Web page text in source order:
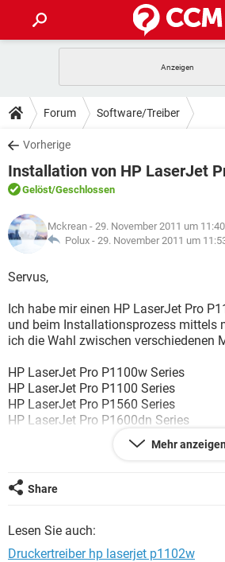
ANDROID IOS
WINDOWS 10
WHATSAPP TIKTOK
FACEBOOK
TIPPS & TRICKS
SPIELE
WINDOWS 10
WHATSAPP
FACEBOOK
DOWNLOADS
SPIELE
ANDROID
WINDOWS 10
WHATSAPP
FACEBOOK
FORUM
SPIELE
ANDROID IOS
FACEBOOK
LEXIKON
SPIELE
ANDROID
WINDOWS 10
WHATSAPP TIKTOK
Forum Software/Treiber
Vorherige
Installation von HP LaserJet
Gelöst/Geschlossen
Mckrean - 29. November 2011 um 11:40
Polux - 29. November 2011 um
Servus,
Ich habe mir einen HP LaserJet Pro
und beim Installationsprozess mittels
ich die Wahl zwischen verschiedenen
HP LaserJet Pro P1100w Series
HP LaserJet Pro P1100 Series
HP LaserJet Pro P1560 Series
HP LaserJet Pro P1600dn Series
Könnt ihr mir bitte sagen welche muss
Danke
Mehr anzeigen
Share
Lesen Sie auch:
Druckertreiber hp laserjet p1102w